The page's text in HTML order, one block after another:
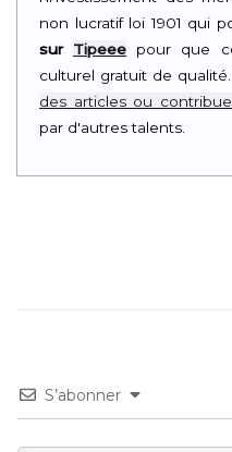
non lucratif loi 1901 qui
sur Tipeee pour que
culturel gratuit de
des articles ou
par d'autres talents.
S’abonner